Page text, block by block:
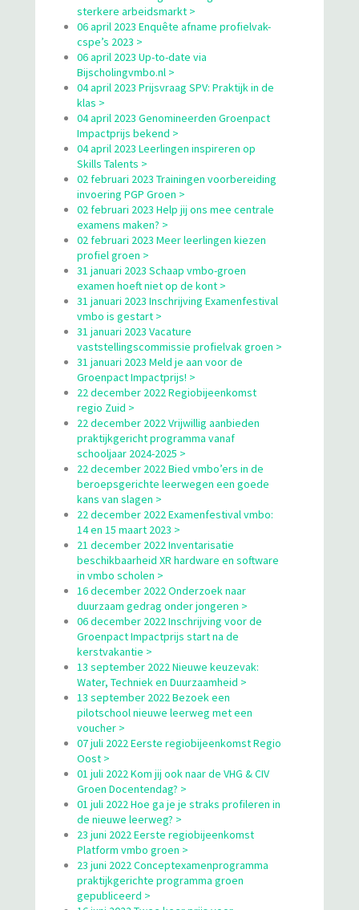
sterkere arbeidsmarkt >
06 april 2023 Enquête afname profielvak-
cspe’s 2023 >
06 april 2023 Up-to-date via
Bijscholingvmbo.nl >
04 april 2023 Prijsvraag SPV: Praktijk in de
klas >
04 april 2023 Genomineerden Groenpact
Impactprijs bekend >
04 april 2023 Leerlingen inspireren op
Skills Talents >
02 februari 2023 Trainingen voorbereiding
invoering PGP Groen >
02 februari 2023 Help jij ons mee centrale
examens maken? >
02 februari 2023 Meer leerlingen kiezen
profiel groen >
31 januari 2023 Schaap vmbo-groen
examen hoeft niet op de kont >
31 januari 2023 Inschrijving Examenfestival
vmbo is gestart >
31 januari 2023 Vacature
vaststellingscommissie profielvak groen >
31 januari 2023 Meld je aan voor de
Groenpact Impactprijs! >
22 december 2022 Regiobijeenkomst
regio Zuid >
22 december 2022 Vrijwillig aanbieden
praktijkgericht programma vanaf
schooljaar 2024-2025 >
22 december 2022 Bied vmbo’ers in de
beroepsgerichte leerwegen een goede
kans van slagen >
22 december 2022 Examenfestival vmbo:
14 en 15 maart 2023 >
21 december 2022 Inventarisatie
beschikbaarheid XR hardware en software
in vmbo scholen >
16 december 2022 Onderzoek naar
duurzaam gedrag onder jongeren >
06 december 2022 Inschrijving voor de
Groenpact Impactprijs start na de
kerstvakantie >
13 september 2022 Nieuwe keuzevak:
Water, Techniek en Duurzaamheid >
13 september 2022 Bezoek een
pilotschool nieuwe leerweg met een
voucher >
07 juli 2022 Eerste regiobijeenkomst Regio
Oost >
01 juli 2022 Kom jij ook naar de VHG & CIV
Groen Docentendag? >
01 juli 2022 Hoe ga je je straks profileren in
de nieuwe leerweg? >
23 juni 2022 Eerste regiobijeenkomst
Platform vmbo groen >
23 juni 2022 Conceptexamenprogramma
praktijkgerichte programma groen
gepubliceerd >